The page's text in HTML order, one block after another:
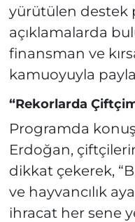
yürütülen destek
açıklamalarda
finansman ve
kamuoyuyla
“Rekorlarda
Programda
Erdoğan,
dikkat çekerek,
ve hayvancılık
ihracat her sene